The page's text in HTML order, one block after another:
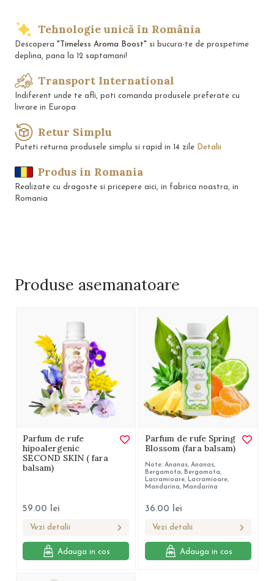
Tehnologie unică în România
Descopera "Timeless Aroma Boost" si bucura-te de prospetime
deplina, pana la 12 saptamani!
Transport International
Indiferent unde te afli, poti comanda produsele preferate cu
livrare in Europa
Retur Simplu
Puteti returna produsele simplu si rapid in 14 zile Detalii
Produs in Romania
Realizate cu dragoste si pricepere aici, in fabrica noastra, in
Romania
Produse asemanatoare
Parfum de rufe
hipoalergenic
SECOND SKIN ( fara
balsam)
59.00 lei
Vezi detalii
Adauga in cos
Parfum de rufe Spring
Blossom (fara balsam)
Note: Ananas, Ananas,
Bergamota, Bergamota,
Lacramioare, Lacramioare,
Mandarina, Mandarina
36.00 lei
Vezi detalii
Adauga in cos